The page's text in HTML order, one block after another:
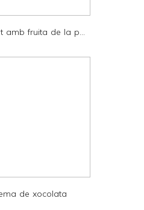
amb fruita de la p...
de xocolata